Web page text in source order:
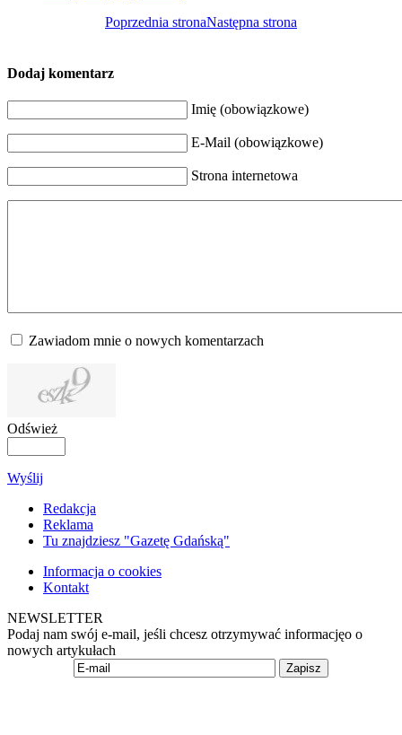
Poprzednia stronaNastępna strona
Dodaj komentarz
Imię (obowiązkowe)
E-Mail (obowiązkowe)
Strona internetowa
Zawiadom mnie o nowych komentarzach
Odśwież
Wyślij
Redakcja
Reklama
Tu znajdziesz "Gazetę Gdańską"
Informacja o cookies
Kontakt
NEWSLETTER
Podaj nam swój e-mail, jeśli chcesz otrzymywać informacjęo o
nowych artykułach
Zapisz